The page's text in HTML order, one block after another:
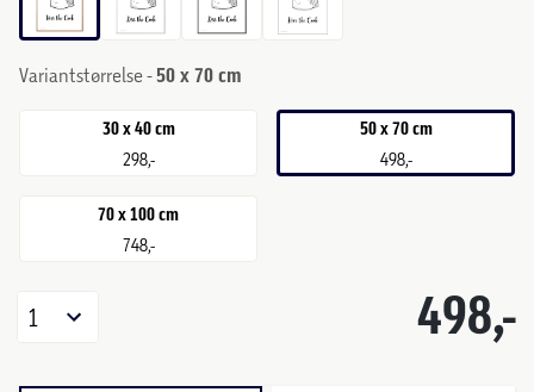
Variantstørrelse - 50 x 70 cm
30 x 40 cm
298,-
50 x 70 cm
498,-
70 x 100 cm
748,-
498,-
1